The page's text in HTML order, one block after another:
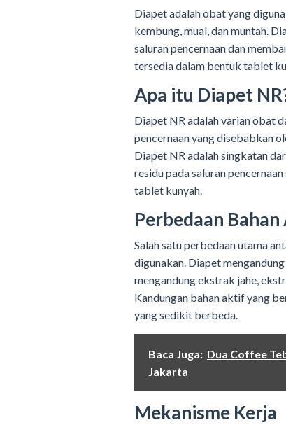
Diapet adalah obat yang
kembung, mual, dan muntah.
saluran pencernaan dan
tersedia dalam bentuk tablet
Apa itu Diapet
Diapet NR adalah varian obat
pencernaan yang disebabkan
Diapet NR adalah singkatan
residu pada saluran
tablet kunyah.
Perbedaan
Salah satu perbedaan utama
digunakan. Diapet
mengandung ekstrak jahe,
Kandungan bahan aktif yang
yang sedikit berbeda.
Baca Juga: Dua Coffee
Jakarta
Mekanisme Kerja